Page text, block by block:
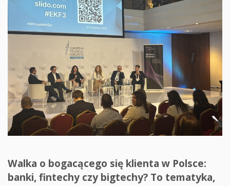
Walka o bogacącego się klienta w Polsce:
banki, fintechy czy bigtechy? To tematyka,